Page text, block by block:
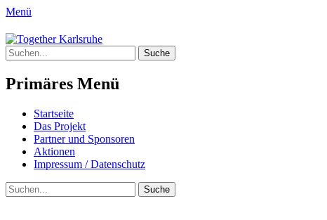
Menü
Together Karlsruhe
Integration von jungen Menschen mit
Suche
nach:
Primäres Menü
Springe
zum
Inhalt
Startseite
Das Projekt
Partner und Sponsoren
Aktionen
Impressum / Datenschutz
Suchen
Suche
nach: